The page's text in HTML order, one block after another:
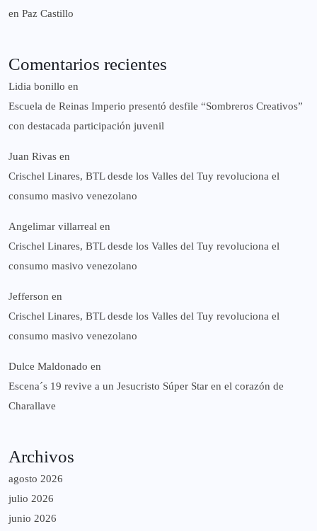
en Paz Castillo
Comentarios recientes
Lidia bonillo en
Escuela de Reinas Imperio presentó desfile “Sombreros Creativos”
con destacada participación juvenil
Juan Rivas en
Crischel Linares, BTL desde los Valles del Tuy revoluciona el
consumo masivo venezolano
Angelimar villarreal en
Crischel Linares, BTL desde los Valles del Tuy revoluciona el
consumo masivo venezolano
Jefferson en
Crischel Linares, BTL desde los Valles del Tuy revoluciona el
consumo masivo venezolano
Dulce Maldonado en
Escena´s 19 revive a un Jesucristo Súper Star en el corazón de
Charallave
Archivos
agosto 2026
julio 2026
junio 2026